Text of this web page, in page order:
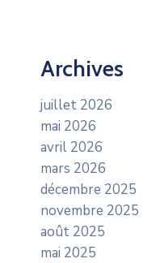
Archives
juillet 2026
mai 2026
avril 2026
mars 2026
décembre 2025
novembre 2025
août 2025
mai 2025